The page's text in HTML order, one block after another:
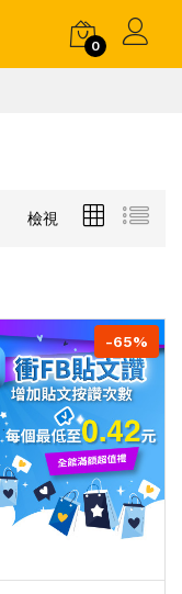
0
檢視
-65%